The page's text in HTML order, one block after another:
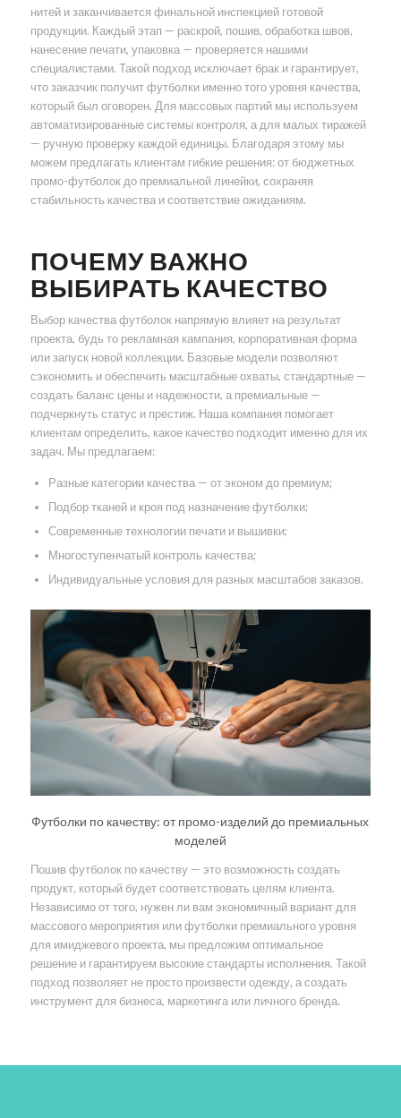
нитей и заканчивается финальной инспекцией готовой
продукции. Каждый этап — раскрой, пошив, обработка швов,
нанесение печати, упаковка — проверяется нашими
специалистами. Такой подход исключает брак и гарантирует,
что заказчик получит футболки именно того уровня качества,
который был оговорен. Для массовых партий мы используем
автоматизированные системы контроля, а для малых тиражей
— ручную проверку каждой единицы. Благодаря этому мы
можем предлагать клиентам гибкие решения: от бюджетных
промо-футболок до премиальной линейки, сохраняя
стабильность качества и соответствие ожиданиям.
ПОЧЕМУ ВАЖНО
ВЫБИРАТЬ КАЧЕСТВО
Выбор качества футболок напрямую влияет на результат
проекта, будь то рекламная кампания, корпоративная форма
или запуск новой коллекции. Базовые модели позволяют
сэкономить и обеспечить масштабные охваты, стандартные —
создать баланс цены и надежности, а премиальные —
подчеркнуть статус и престиж. Наша компания помогает
клиентам определить, какое качество подходит именно для их
задач. Мы предлагаем:
Разные категории качества — от эконом до премиум;
Подбор тканей и кроя под назначение футболки;
Современные технологии печати и вышивки;
Многоступенчатый контроль качества;
Индивидуальные условия для разных масштабов заказов.
Футболки по качеству: от промо-изделий до премиальных
моделей
Пошив футболок по качеству — это возможность создать
продукт, который будет соответствовать целям клиента.
Независимо от того, нужен ли вам экономичный вариант для
массового мероприятия или футболки премиального уровня
для имиджевого проекта, мы предложим оптимальное
решение и гарантируем высокие стандарты исполнения. Такой
подход позволяет не просто произвести одежду, а создать
инструмент для бизнеса, маркетинга или личного бренда.